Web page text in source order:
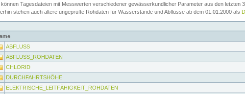
können Tagesdateien mit Messwerten verschiedener gewässerkundlicher Parameter aus den letzten
stehen auch ältere ungeprüfte Rohdaten für Wasserstände und Abflüsse ab dem 01.01.2000 als
ABFLUSS
ABFLUSS_ROHDATEN
CHLORID
DURCHFAHRTSHÖHE
ELEKTRISCHE_LEITFÄHIGKEIT_ROHDATEN